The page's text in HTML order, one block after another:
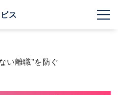
ス
い離職”を防ぐ